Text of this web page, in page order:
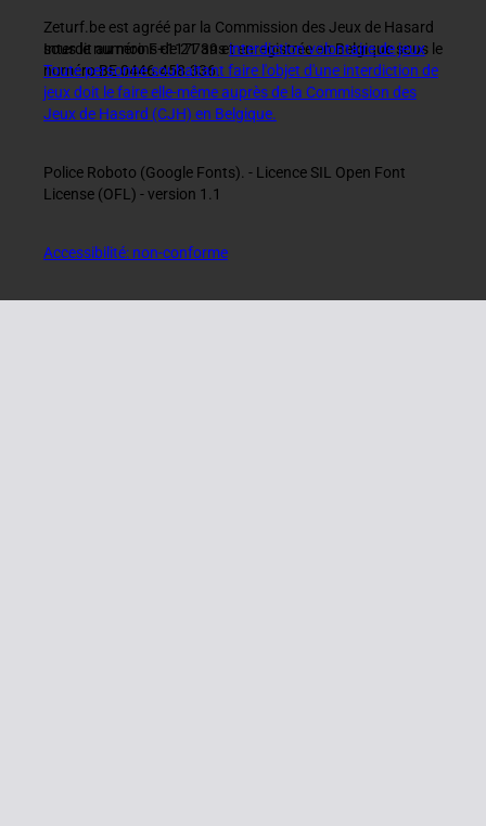
Zeturf.be est agréé par la Commission des Jeux de Hasard
sous le numéro F+117739 et enregistrée en Belgique sous le
numéro BE 0446.458.336.
Interdit au moins de 21 ansinterdiction volontaire de jeux
Toute personne souhaitant faire l'objet d'une interdiction de
jeux doit le faire elle-même auprès de la Commission des
Jeux de Hasard (CJH) en Belgique.
Police Roboto (Google Fonts). - Licence SIL Open Font
License (OFL) - version 1.1
Accessibilité: non-conforme